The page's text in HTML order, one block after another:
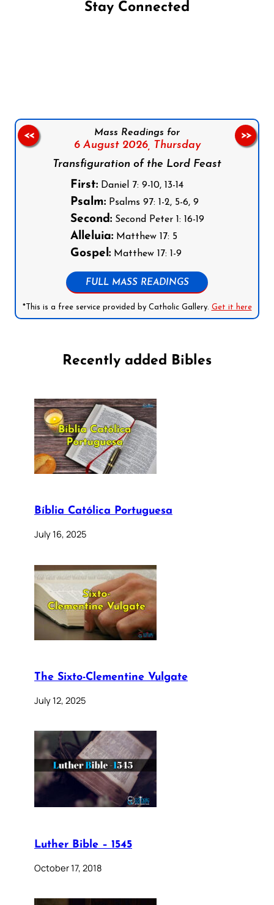
Stay Connected
Mass Readings for
6 August 2026,
Thursday
Transfiguration of the Lord Feast
First:Daniel 7: 9-10, 13-14
Psalm:Psalms 97: 1-2, 5-6, 9
Second:Second Peter 1: 16-19
Alleluia:Matthew 17: 5
Gospel:Matthew 17: 1-9
FULL MASS READINGS
*This is a free service provided by Catholic Gallery. Get it here
<< >>
Recently added Bibles
Bíblia Católica Portuguesa
July 16, 2025
The Sixto-Clementine Vulgate
July 12, 2025
Luther Bible – 1545
October 17, 2018